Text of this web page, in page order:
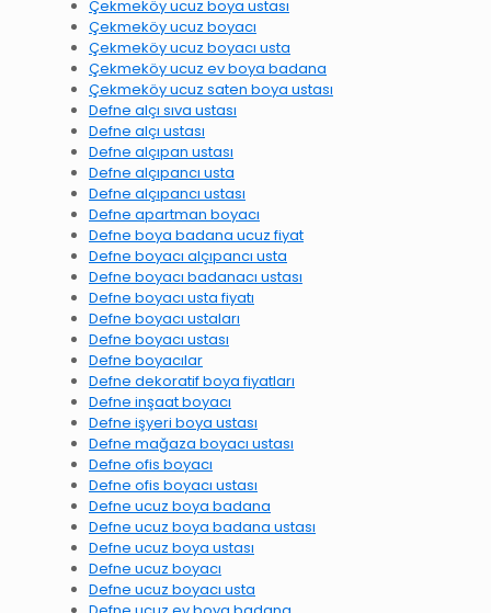
Çekmeköy ucuz boya ustası
Çekmeköy ucuz boyacı
Çekmeköy ucuz boyacı usta
Çekmeköy ucuz ev boya badana
Çekmeköy ucuz saten boya ustası
Defne alçı sıva ustası
Defne alçı ustası
Defne alçıpan ustası
Defne alçıpancı usta
Defne alçıpancı ustası
Defne apartman boyacı
Defne boya badana ucuz fiyat
Defne boyacı alçıpancı usta
Defne boyacı badanacı ustası
Defne boyacı usta fiyatı
Defne boyacı ustaları
Defne boyacı ustası
Defne boyacılar
Defne dekoratif boya fiyatları
Defne inşaat boyacı
Defne işyeri boya ustası
Defne mağaza boyacı ustası
Defne ofis boyacı
Defne ofis boyacı ustası
Defne ucuz boya badana
Defne ucuz boya badana ustası
Defne ucuz boya ustası
Defne ucuz boyacı
Defne ucuz boyacı usta